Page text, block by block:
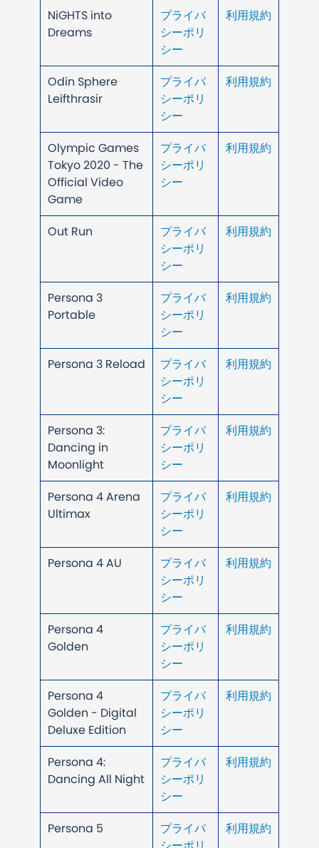
NiGHTS into
Dreams
プライバ
シーポリ
シー
利用規約
Odin Sphere
Leifthrasir
プライバ
シーポリ
シー
利用規約
Olympic Games
Tokyo 2020 - The
Official Video
Game
プライバ
シーポリ
シー
利用規約
Out Run
プライバ
シーポリ
シー
利用規約
Persona 3
Portable
プライバ
シーポリ
シー
利用規約
Persona 3 Reload
プライバ
シーポリ
シー
利用規約
Persona 3:
Dancing in
Moonlight
プライバ
シーポリ
シー
利用規約
Persona 4 Arena
Ultimax
プライバ
シーポリ
シー
利用規約
Persona 4 AU
プライバ
シーポリ
シー
利用規約
Persona 4
Golden
プライバ
シーポリ
シー
利用規約
Persona 4
Golden - Digital
Deluxe Edition
プライバ
シーポリ
シー
利用規約
Persona 4:
Dancing All Night
プライバ
シーポリ
シー
利用規約
Persona 5
プライバ
利用規約